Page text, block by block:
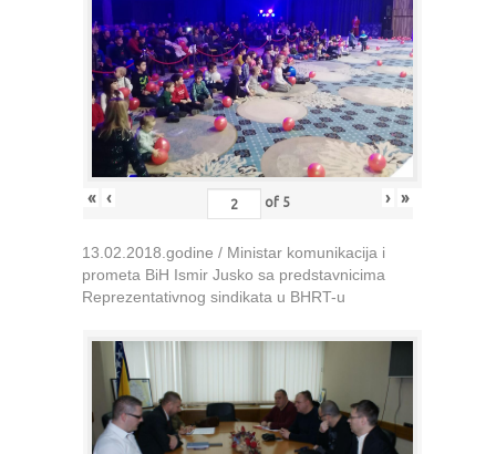
« ‹ of 5 › »
13.02.2018.godine / Ministar komunikacija i
prometa BiH Ismir Jusko sa predstavnicima
Reprezentativnog sindikata u BHRT-u